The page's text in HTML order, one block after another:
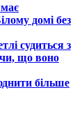
домі без
судиться з
що воно
більше